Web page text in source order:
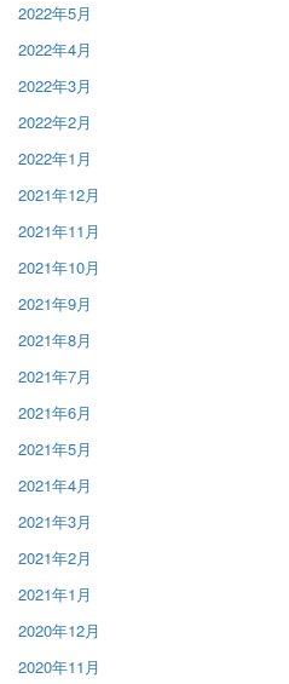
2022年5月
2022年4月
2022年3月
2022年2月
2022年1月
2021年12月
2021年11月
2021年10月
2021年9月
2021年8月
2021年7月
2021年6月
2021年5月
2021年4月
2021年3月
2021年2月
2021年1月
2020年12月
2020年11月